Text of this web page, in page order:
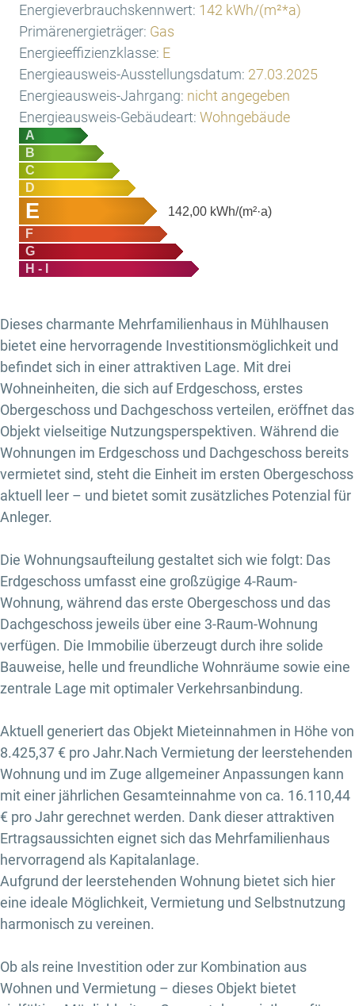
Energieverbrauchskennwert: 142 kWh/(m²*a)
Primärenergieträger: Gas
Energieeffizienzklasse: E
Energieausweis-Ausstellungsdatum: 27.03.2025
Energieausweis-Jahrgang: nicht angegeben
Energieausweis-Gebäudeart: Wohngebäude
A
B
C
D
E 142,00 kWh/(m²·a)
F
G
H - I
Dieses charmante Mehrfamilienhaus in Mühlhausen
bietet eine hervorragende Investitionsmöglichkeit und
befindet sich in einer attraktiven Lage. Mit drei
Wohneinheiten, die sich auf Erdgeschoss, erstes
Obergeschoss und Dachgeschoss verteilen, eröffnet das
Objekt vielseitige Nutzungsperspektiven. Während die
Wohnungen im Erdgeschoss und Dachgeschoss bereits
vermietet sind, steht die Einheit im ersten Obergeschoss
aktuell leer – und bietet somit zusätzliches Potenzial für
Anleger.
Die Wohnungsaufteilung gestaltet sich wie folgt: Das
Erdgeschoss umfasst eine großzügige 4-Raum-
Wohnung, während das erste Obergeschoss und das
Dachgeschoss jeweils über eine 3-Raum-Wohnung
verfügen. Die Immobilie überzeugt durch ihre solide
Bauweise, helle und freundliche Wohnräume sowie eine
zentrale Lage mit optimaler Verkehrsanbindung.
Aktuell generiert das Objekt Mieteinnahmen in Höhe von
8.425,37 € pro Jahr.Nach Vermietung der leerstehenden
Wohnung und im Zuge allgemeiner Anpassungen kann
mit einer jährlichen Gesamteinnahme von ca. 16.110,44
€ pro Jahr gerechnet werden. Dank dieser attraktiven
Ertragsaussichten eignet sich das Mehrfamilienhaus
hervorragend als Kapitalanlage.
Aufgrund der leerstehenden Wohnung bietet sich hier
eine ideale Möglichkeit, Vermietung und Selbstnutzung
harmonisch zu vereinen.
Ob als reine Investition oder zur Kombination aus
Wohnen und Vermietung – dieses Objekt bietet